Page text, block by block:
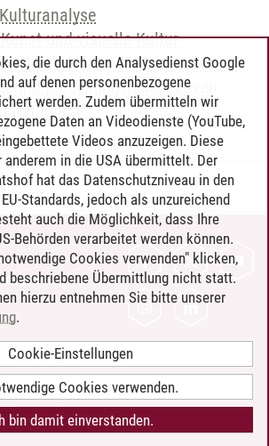
und visuelle Kultur
und Kommunikation
und Forschungsperspektiven
die durch den Analysedienst Google
auf denen personenbezogene
werden. Zudem übermitteln wir
Daten an Videodienste (YouTube,
Videos anzuzeigen. Diese
anderem in die USA übermittelt. Der
hat das Datenschutzniveau in den
Standards, jedoch als unzureichend
auch die Möglichkeit, dass Ihre
Behörden verarbeitet werden können.
Cookies verwenden" klicken,
beschriebene Übermittlung nicht statt.
hierzu entnehmen Sie bitte unserer
.
Cookie-Einstellungen
Cookies verwenden.
bin damit einverstanden.